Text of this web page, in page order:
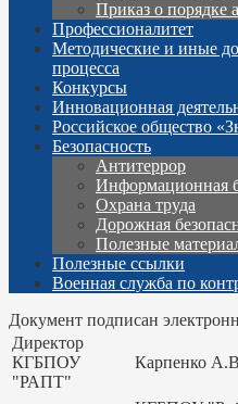
Приказ о порядке
Профессионалитет
Методические и иные
процесса
Конкурсы
Инновационная
Российское общество
Безопасность
Антитеррор
Информационная
Охрана труда
Дорожная
Полезные
Полезные ссылки
Военная служба по
Документ подписан
Директор
КГБПОУ
"РАПТ"
Карпенко